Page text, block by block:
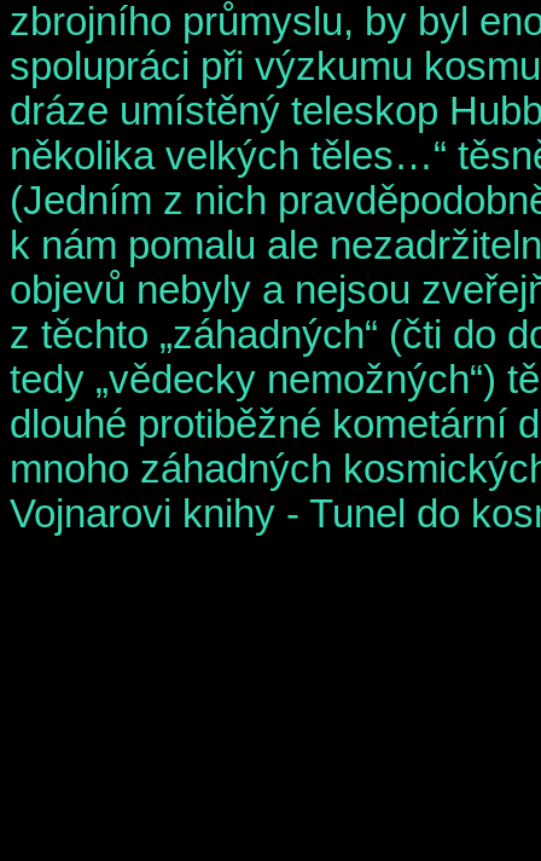
zbrojního průmyslu, by byl
spolupráci při výzkumu
dráze umístěný teleskop
několika velkých těles…“
(Jedním z nich
k nám pomalu ale
objevů nebyly a nejsou
z těchto „záhadných“ (čti do
tedy „vědecky nemožných“)
dlouhé protiběžné kometární
mnoho záhadných
Vojnarovi knihy - Tunel do